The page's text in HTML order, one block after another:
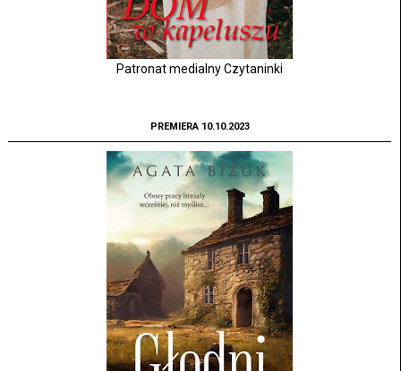
Patronat medialny Czytaninki
PREMIERA 10.10.2023